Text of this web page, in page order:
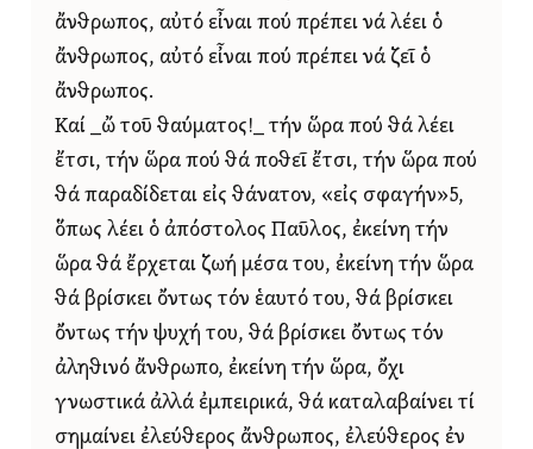
ἄνθρωπος, αὐτό εἶναι πού πρέπει νά λέει ὁ
ἄνθρωπος, αὐτό εἶναι πού πρέπει νά ζεῖ ὁ
ἄνθρωπος.
Καί _ὤ τοῦ θαύματος!_ τήν ὥρα πού θά λέει
ἔτσι, τήν ὥρα πού θά ποθεῖ ἔτσι, τήν ὥρα πού
θά παραδίδεται εἰς θάνατον, «εἰς σφαγήν»5,
ὅπως λέει ὁ ἀπόστολος Παῦλος, ἐκείνη τήν
ὥρα θά ἔρχεται ζωή μέσα του, ἐκείνη τήν ὥρα
θά βρίσκει ὄντως τόν ἑαυτό του, θά βρίσκει
ὄντως τήν ψυχή του, θά βρίσκει ὄντως τόν
ἀληθινό ἄνθρωπο, ἐκείνη τήν ὥρα, ὄχι
γνωστικά ἀλλά ἐμπειρικά, θά καταλαβαίνει τί
σημαίνει ἐλεύθερος ἄνθρωπος, ἐλεύθερος ἐν